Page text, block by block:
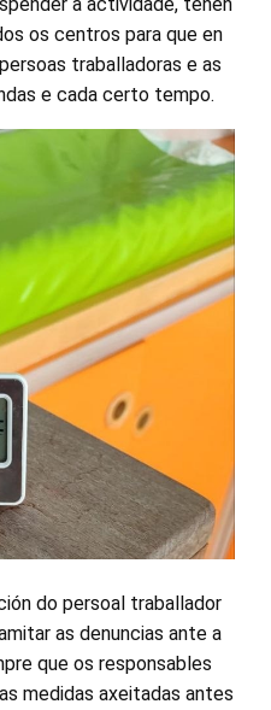
os centros para que en
traballadoras e as
e cada certo tempo.
do persoal traballador
as denuncias ante a
que os responsables
medidas axeitadas antes